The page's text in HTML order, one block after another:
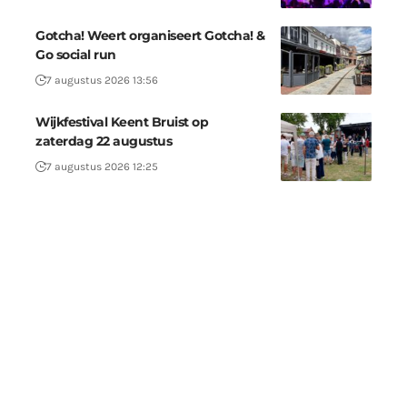
Gotcha! Weert organiseert Gotcha! &
Go social run
7 augustus 2026 13:56
Wijkfestival Keent Bruist op
zaterdag 22 augustus
7 augustus 2026 12:25